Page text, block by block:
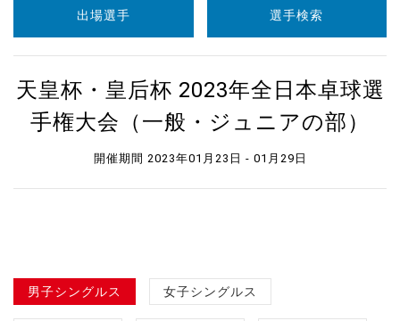
出場選手 選手検索
天皇杯・皇后杯 2023年全日本卓球選
手権大会（一般・ジュニアの部）
開催期間 2023年01月23日 - 01月29日
男子シングルス 女子シングルス